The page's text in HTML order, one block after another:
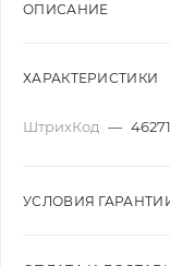
ОПИСАНИЕ
ХАРАКТЕРИСТИКИ
ШтрихКод —
УСЛОВИЯ